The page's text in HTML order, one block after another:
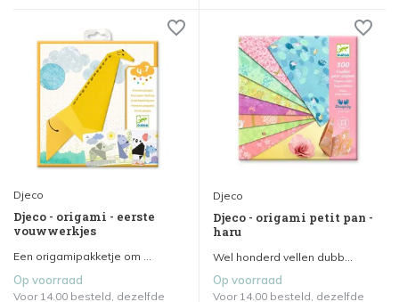
Djeco
Djeco - origami - eerste
vouwwerkjes
Een origamipakketje om ...
Op voorraad
Voor 14.00 besteld, dezelfde
Djeco
Djeco - origami petit pan -
haru
Wel honderd vellen dubb...
Op voorraad
Voor 14.00 besteld, dezelfde